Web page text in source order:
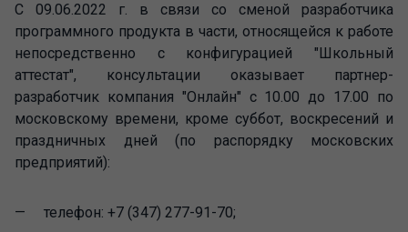
С 09.06.2022 г. в связи со сменой разработчика
программного продукта в части, относящейся к работе
непосредственно с конфигурацией "Школьный
аттестат", консультации оказывает партнер-
разработчик компания "Онлайн" с 10.00 до 17.00 по
московскому времени, кроме суббот, воскресений и
праздничных дней (по распорядку московских
предприятий):
телефон: +7 (347) 277-91-70;